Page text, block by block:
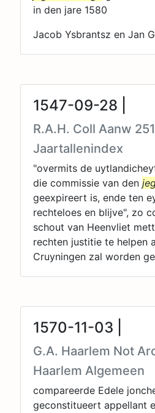
in den jare 1580
Jacob Ysbrantsz en Jan
1547-09-28 |
R.A.H. Coll Aanw
Jaartallenindex
"overmits de
die commissie van den
geexpireert is, ende ten
rechteloes en blijve", zo
schout van Heenvliet
rechten justitie te helpen
Cruyningen zal worden
1570-11-03 |
G.A. Haarlem Not
Haarlem Algemeen
compareerde Edele
geconstitueert appellant